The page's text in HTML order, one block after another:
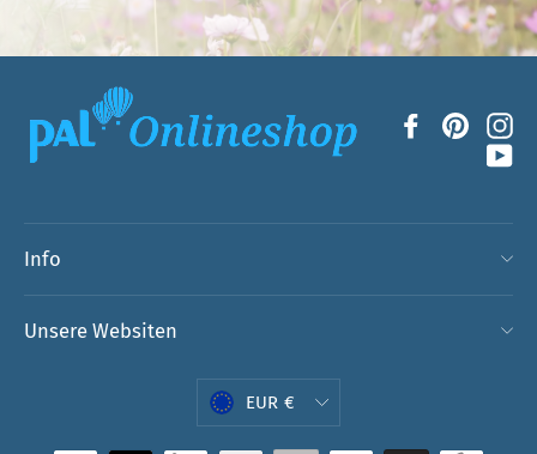
Facebook
Info
Unsere Websiten
Währung
EUR €